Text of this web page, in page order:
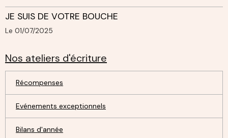
JE SUIS DE VOTRE BOUCHE
Le 01/07/2025
Nos ateliers d'écriture
Récompenses
Evénements exceptionnels
Bilans d'année